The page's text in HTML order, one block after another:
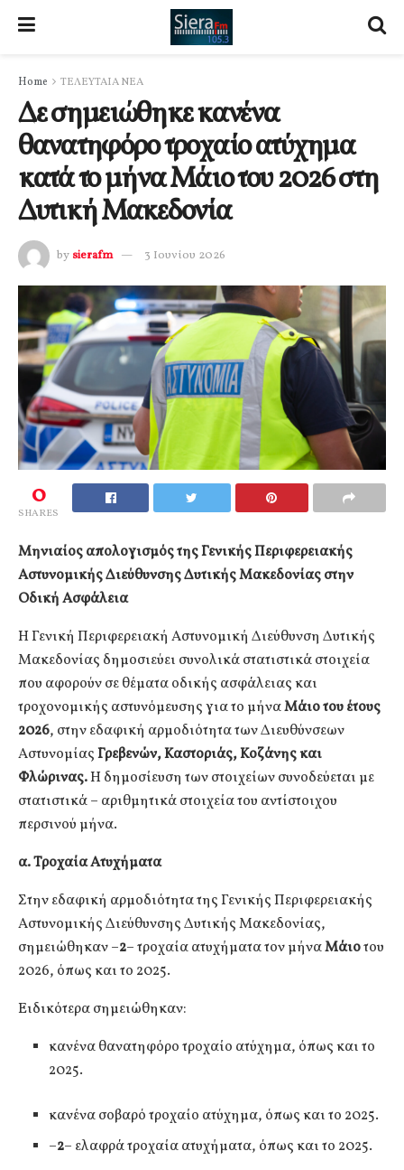
Home ΤΕΛΕΥΤΑΙΑ ΝΕΑ
Δε σημειώθηκε κανένα
θανατηφόρο τροχαίο ατύχημα
κατά το μήνα Μάιο του 2026 στη
Δυτική Μακεδονία
by sierafm 3 Ιουνίου 2026
0
SHARES
Μηνιαίος απολογισμός της Γενικής Περιφερειακής
Αστυνομικής Διεύθυνσης Δυτικής Μακεδονίας στην
Οδική Ασφάλεια
Η Γενική Περιφερειακή Αστυνομική Διεύθυνση Δυτικής
Μακεδονίας δημοσιεύει συνολικά στατιστικά στοιχεία
που αφορούν σε θέματα οδικής ασφάλειας και
τροχονομικής αστυνόμευσης για το μήναΜάιο του έτους
2026, στην εδαφική αρμοδιότητα των Διευθύνσεων
ΑστυνομίαςΓρεβενών, Καστοριάς, Κοζάνης και
Φλώρινας.Η δημοσίευση των στοιχείων συνοδεύεται με
στατιστικά – αριθμητικά στοιχεία του αντίστοιχου
περσινού μήνα.
α. Τροχαία Ατυχήματα
Στην εδαφική αρμοδιότητα της Γενικής Περιφερειακής
Αστυνομικής Διεύθυνσης Δυτικής Μακεδονίας,
σημειώθηκαν –2– τροχαία ατυχήματα τον μήναΜάιοτου
2026, όπως και το 2025.
Ειδικότερα σημειώθηκαν:
κανένα θανατηφόρο τροχαίο ατύχημα, όπως και το
2025.
κανένα σοβαρό τροχαίο ατύχημα, όπως και το 2025.
–2– ελαφρά τροχαία ατυχήματα, όπως και το 2025.